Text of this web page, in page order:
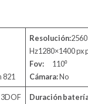
821
Resolución:
Hz1280×1400 px
Fov: 110⁰
Cámara:No
Duración